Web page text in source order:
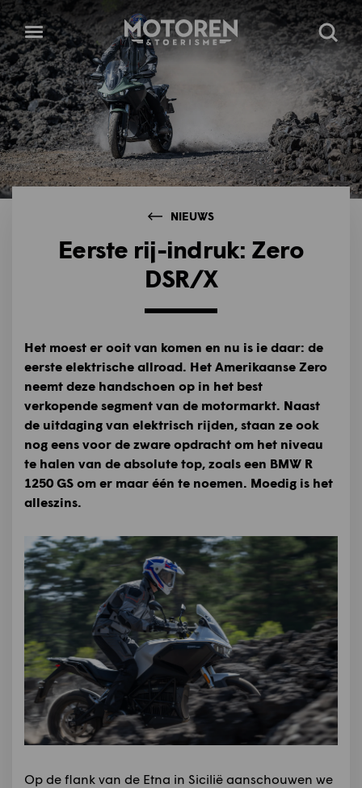
Open
menu
Homepage Zoeken
NIEUWS
Eerste rij-indruk: Zero
DSR/X
Het moest er ooit van komen en nu is ie daar: de
eerste elektrische allroad. Het Amerikaanse Zero
neemt deze handschoen op in het best
verkopende segment van de motormarkt. Naast
de uitdaging van elektrisch rijden, staan ze ook
nog eens voor de zware opdracht om het niveau
te halen van de absolute top, zoals een BMW R
1250 GS om er maar één te noemen. Moedig is het
alleszins.
Op de flank van de Etna in Sicilië aanschouwen we